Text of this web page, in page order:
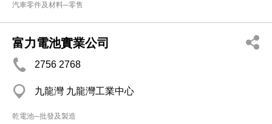
汽車零件及材料─零售
富力電池實業公司
2756 2768
九龍灣 九龍灣工業中心
乾電池─批發及製造